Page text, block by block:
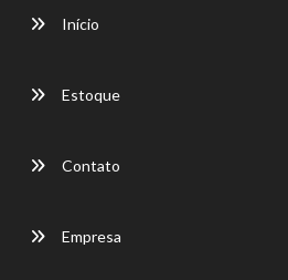
Início
Estoque
Contato
Empresa